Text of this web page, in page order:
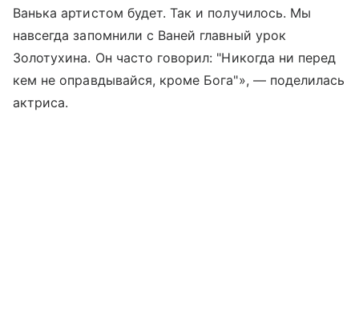
Ванька артистом будет. Так и получилось. Мы
навсегда запомнили с Ваней главный урок
Золотухина. Он часто говорил: "Никогда ни перед
кем не оправдывайся, кроме Бога"», — поделилась
актриса.